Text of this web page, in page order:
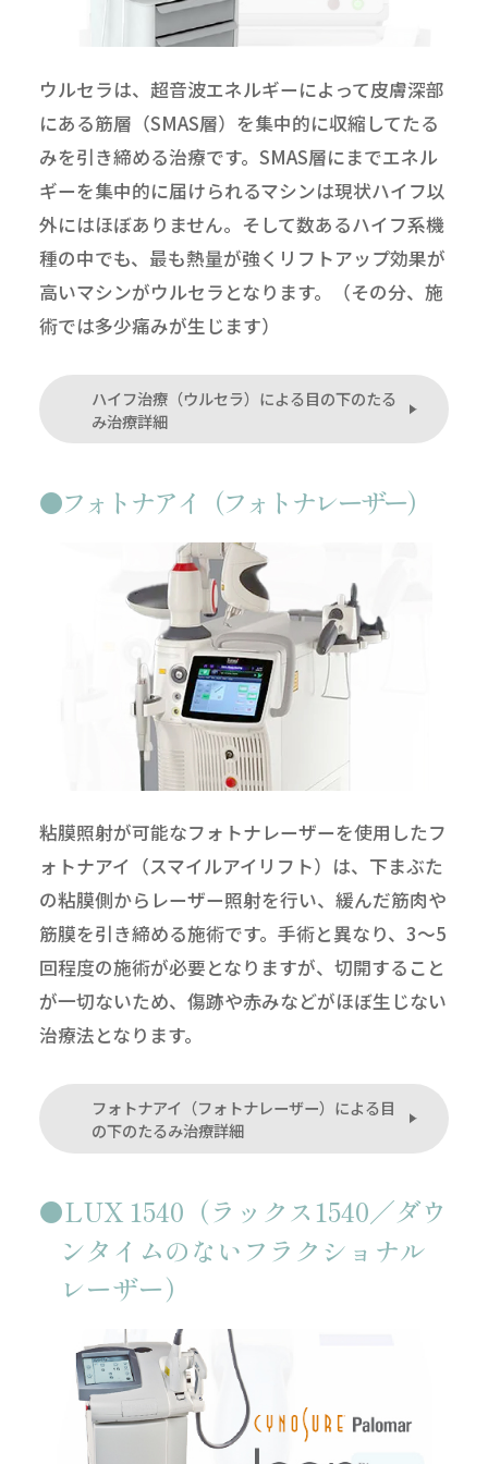
ウルセラは、超音波エネルギーによって皮膚深部
にある筋層（SMAS層）を集中的に収縮してたる
みを引き締める治療です。SMAS層にまでエネル
ギーを集中的に届けられるマシンは現状ハイフ以
外にはほぼありません。そして数あるハイフ系機
種の中でも、最も熱量が強くリフトアップ効果が
高いマシンがウルセラとなります。（その分、施
術では多少痛みが生じます）
ハイフ治療（ウルセラ）による目の下のたる
み治療詳細
フォトナアイ（フォトナレーザー）
粘膜照射が可能なフォトナレーザーを使用したフ
ォトナアイ（スマイルアイリフト）は、下まぶた
の粘膜側からレーザー照射を行い、緩んだ筋肉や
筋膜を引き締める施術です。手術と異なり、3～5
回程度の施術が必要となりますが、切開すること
が一切ないため、傷跡や赤みなどがほぼ生じない
治療法となります。
フォトナアイ（フォトナレーザー）による目
の下のたるみ治療詳細
LUX 1540（ラックス1540／ダウ
ンタイムのないフラクショナル
レーザー）